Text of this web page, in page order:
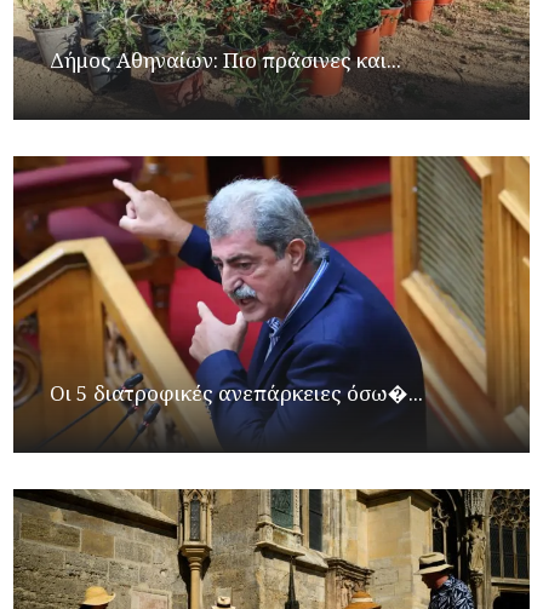
Δήμος Αθηναίων: Πιο πράσινες και...
Οι 5 διατροφικές ανεπάρκειες όσω�...